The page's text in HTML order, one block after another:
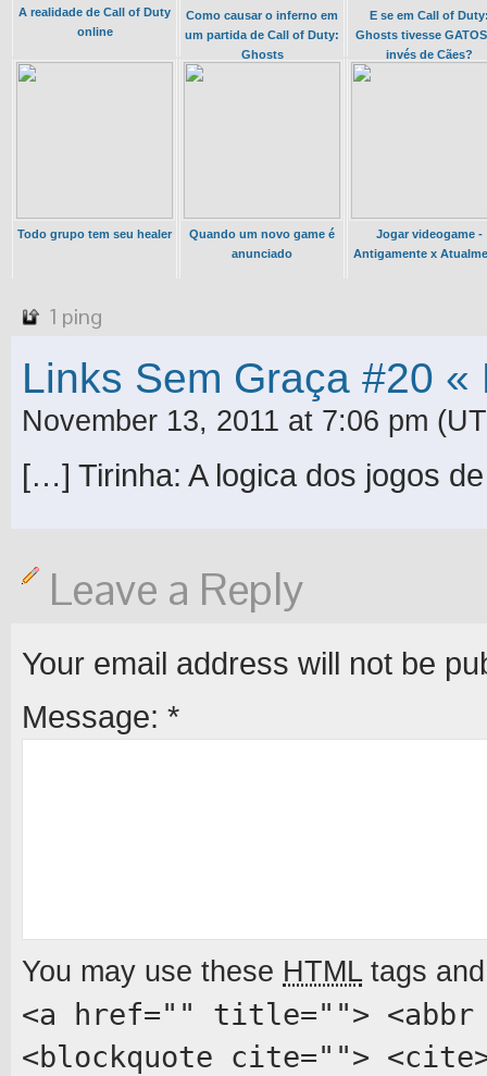
A realidade de Call of Duty
online
Como causar o inferno em
um partida de Call of Duty:
Ghosts
E se em Call of
Ghosts tivesse
invés de Cães?
Todo grupo tem seu healer
Quando um novo game é
anunciado
Jogar videogame -
Antigamente x
1 ping
Links Sem Graça #20 «
November 13, 2011 at 7:06 pm
[…] Tirinha: A logica dos jogos
Leave a Reply
Your email address will not be
Message: *
You may use these HTMLtags
<a href="" title="">
<blockquote cite="">